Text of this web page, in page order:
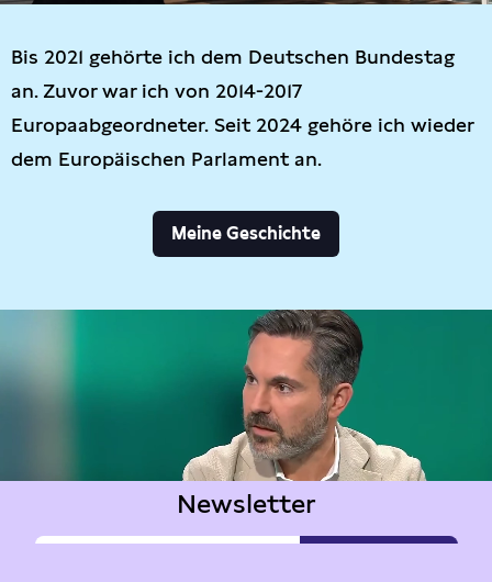
Bis 2021 gehörte ich dem Deutschen Bundestag
an. Zuvor war ich von 2014-2017
Europaabgeordneter. Seit 2024 gehöre ich wieder
dem Europäischen Parlament an.
Meine Geschichte
Newsletter